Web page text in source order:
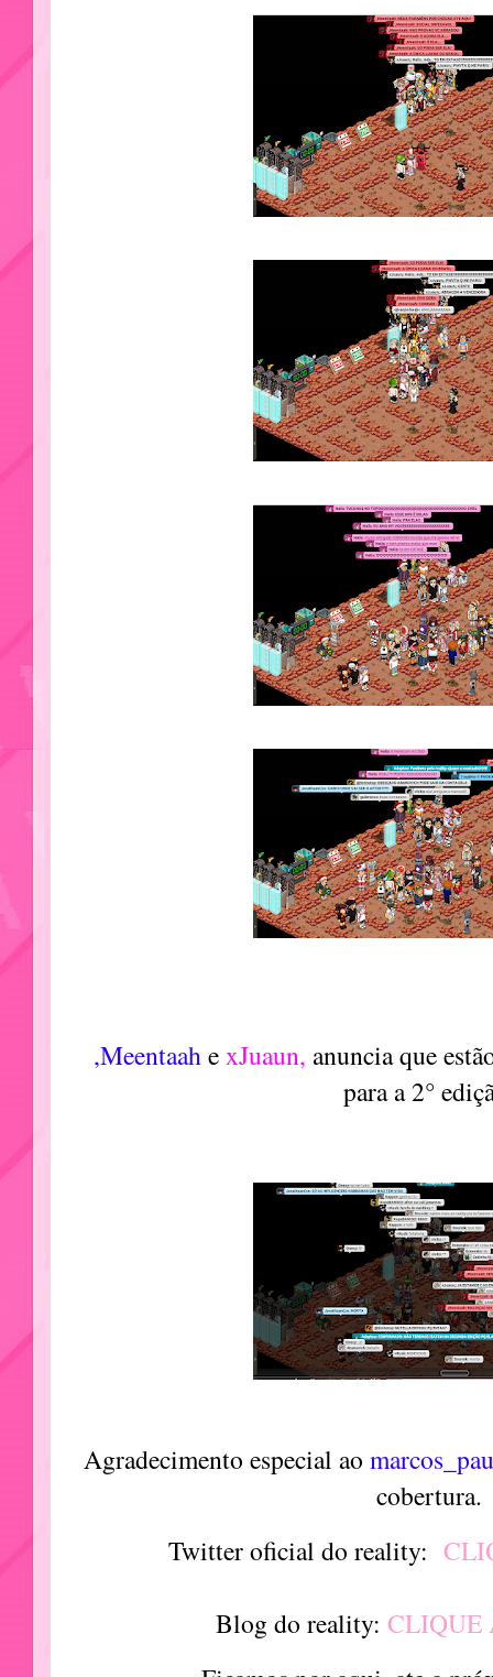
,MeentaahexJuaun, anuncia que
para a 2°
Agradecimento especial ao
cobertura.
Twitter oficial do reality:
Blog do reality: CLIQUE